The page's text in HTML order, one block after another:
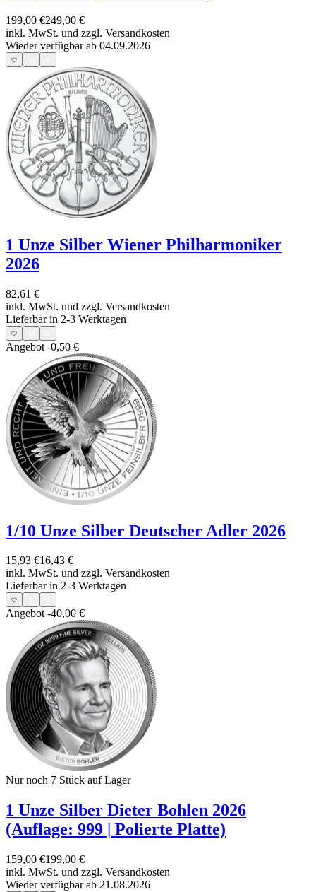
199,00 €249,00 €
inkl. MwSt. und zzgl. Versandkosten
Wieder verfügbar ab 04.09.2026
1 Unze Silber Wiener Philharmoniker
2026
82,61 €
inkl. MwSt. und zzgl. Versandkosten
Lieferbar in 2-3 Werktagen
Angebot -0,50 €
1/10 Unze Silber Deutscher Adler 2026
15,93 €16,43 €
inkl. MwSt. und zzgl. Versandkosten
Lieferbar in 2-3 Werktagen
Angebot-40,00 €
Nur noch 7 Stück auf Lager
1 Unze Silber Dieter Bohlen 2026
(Auflage: 999 | Polierte Platte)
159,00 €199,00 €
inkl. MwSt. und zzgl. Versandkosten
Wieder verfügbar ab 21.08.2026